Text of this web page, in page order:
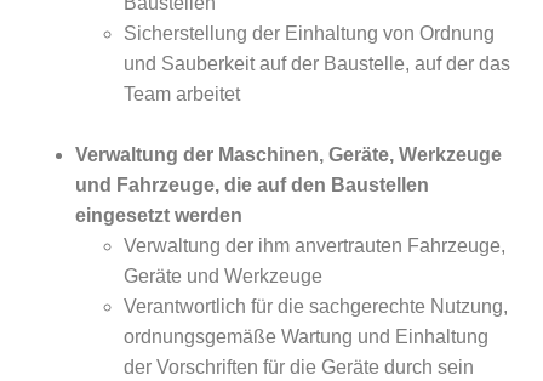
Sicherstellung der Einhaltung von Ordnung
und Sauberkeit auf der Baustelle, auf der das
Team arbeitet
Verwaltung der Maschinen, Geräte, Werkzeuge
und Fahrzeuge, die auf den Baustellen
eingesetzt werden
Verwaltung der ihm anvertrauten Fahrzeuge,
Geräte und Werkzeuge
Verantwortlich für die sachgerechte Nutzung,
ordnungsgemäße Wartung und Einhaltung
der Vorschriften für die Geräte durch sein